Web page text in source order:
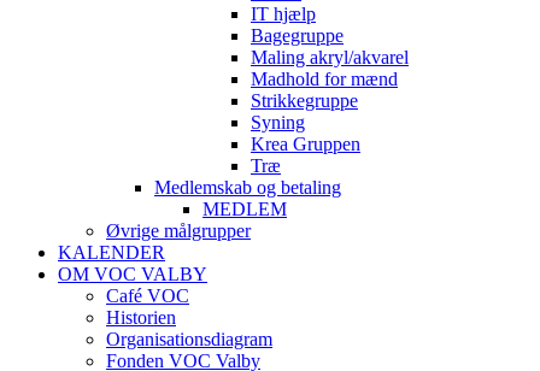
IT hjælp
Bagegruppe
Maling akryl/akvarel
Madhold for mænd
Strikkegruppe
Syning
Krea Gruppen
Træ
Medlemskab og betaling
MEDLEM
Øvrige målgrupper
KALENDER
OM VOC VALBY
Café VOC
Historien
Organisationsdiagram
Fonden VOC Valby